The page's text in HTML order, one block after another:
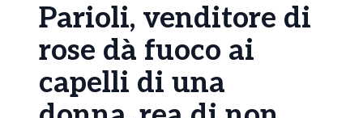
Parioli, venditore di
rose dà fuoco ai
capelli di una